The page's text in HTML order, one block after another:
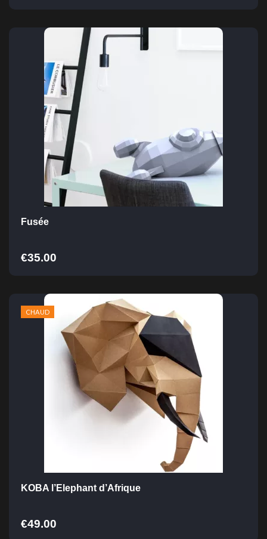
Fusée
€35.00
CHAUD
KOBA l’Elephant d’Afrique
€49.00